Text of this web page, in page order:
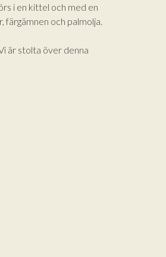
i en kittel och med en
och palmolja.
är stolta över denna